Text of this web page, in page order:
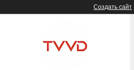
Создать сайт